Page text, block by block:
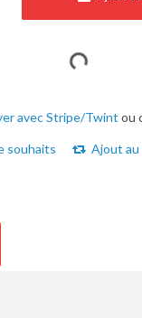
avec Stripe/Twint ou
souhaits Ajout